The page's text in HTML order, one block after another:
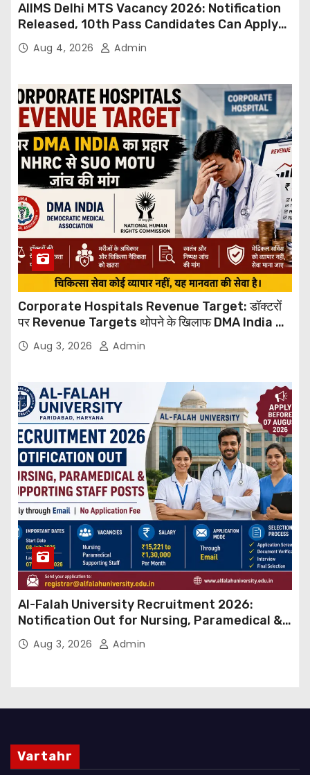
AIIMS Delhi MTS Vacancy 2026: Notification
Released, 10th Pass Candidates Can Apply
Through Email
Aug 4, 2026 Admin
Corporate Hospitals Revenue Target: डॉक्टरों
पर Revenue Targets थोपने के खिलाफ DMA India का
बड़ा कदम, NHRC से Suo Motu जांच की मांग
Aug 3, 2026 Admin
Al-Falah University Recruitment 2026:
Notification Out for Nursing, Paramedical &
Supporting Staff Posts, Apply Through Email
Aug 3, 2026 Admin
Vartahr